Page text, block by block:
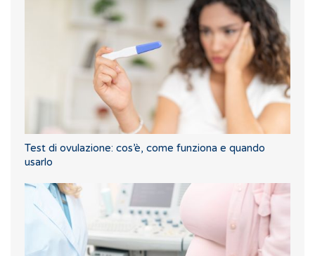
Test di ovulazione: cos’è, come funziona e quando
usarlo